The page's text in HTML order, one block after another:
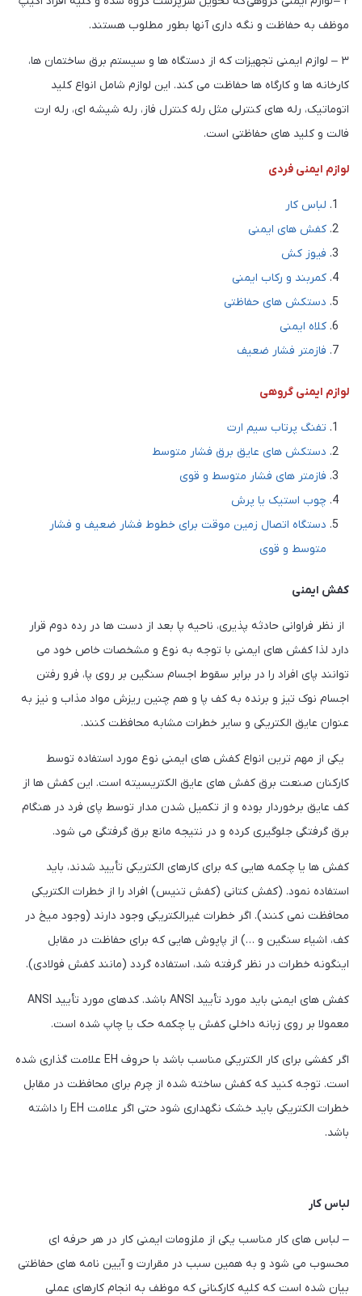
موظف به حفاظت و نگه داری آنها بطور مطلوب هستند.
۳ – لوازم ایمنی تجهیزات که از دستگاه ها و سیستم برق ساختمان ها،
کارخانه ها و کارگاه ها حفاظت می کند. این لوازم شامل انواع کلید
اتوماتیک، رله های کنترلی مثل رله کنترل فاز، رله شیشه ای، رله ارت
فالت و کلید های حفاظتی است.
لوازم ایمنی فردی
لباس کار
کفش های ایمنی
فیوز کش
کمربند و رکاب ایمنی
دستکش های حفاظتی
کلاه ایمنی
فازمتر فشار ضعیف
لوازم ایمنی گروهی
تفنگ پرتاب سیم ارت
دستکش های عایق برق فشار متوسط
فازمتر های فشار متوسط و قوی
چوب استیک یا پرش
دستگاه اتصال زمین موقت برای خطوط فشار ضعیف و فشار
متوسط و قوی
کفش ایمنی
از نظر فراوانی حادثه پذیری، ناحیه پا بعد از دست ها در رده دوم قرار
دارد لذا کفش های ایمنی با توجه به نوع و مشخصات خاص خود می
توانند پای افراد را در برابر سقوط اجسام سنگین بر روی پا، فرو رفتن
اجسام نوک تیز و برنده به کف پا و هم چنین ریزش مواد مذاب و نیز به
عنوان عایق الکتریکی و سایر خطرات مشابه محافظت کنند.
یکی از مهم ترین انواع کفش های ایمنی نوع مورد استفاده توسط
کارکنان صنعت برق کفش های عایق الکتریسیته است. این کفش ها از
کف عایق برخوردار بوده و از تکمیل شدن مدار توسط پای فرد در هنگام
برق گرفتگی جلوگیری کرده و در نتیجه مانع برق گرفتگی می شود.
کفش ها یا چکمه هایی که برای کارهای الکتریکی تأیید شدند، باید
استفاده نمود. (کفش کتانی (کفش تنیس) افراد را از خطرات الکتریکی
محافظت نمی کنند). اگر خطرات غیرالکتریکی وجود دارند (وجود میخ در
کف، اشیاء سنگین و …) از پاپوش هایی که برای حفاظت در مقابل
اینگونه خطرات در نظر گرفته شد، استفاده گردد (مانند کفش فولادی).
کفش های ایمنی باید مورد تأیید ANSI باشد. کدهای مورد تأیید ANSI
معمولا بر روی زبانه داخلی کفش یا چکمه حک یا چاپ شده است.
اگر کفشی برای کار الکتریکی مناسب باشد با حروف EH علامت گذاری شده
است. توجه کنید که کفش ساخته شده از چرم برای محافظت در مقابل
خطرات الکتریکی باید خشک نگهداری شود حتی اگر علامت EH را داشته
باشد.
لباس کار
– لباس های کار مناسب یکی از ملزومات ایمنی کار در هر حرفه ای
محسوب می شود و به همین سبب در مقرارت و آیین نامه های حفاظتی
بیان شده است که کلیه کارکنانی که موظف به انجام کارهای عملی